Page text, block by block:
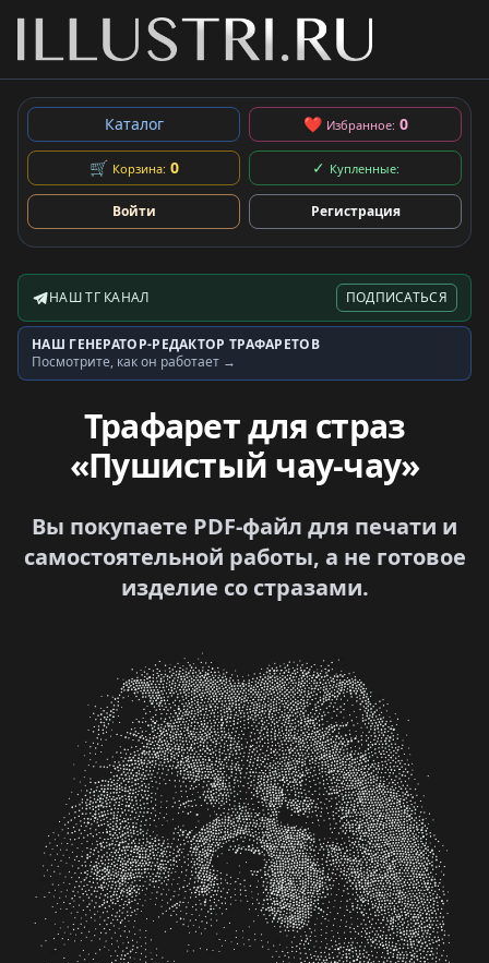
Каталог ❤ Избранное: 0
🛒 Корзина: 0 ✓ Купленные:
Войти Регистрация
Telegram-канал
НАШ ТГ КАНАЛ ПОДПИСАТЬСЯ
Генератор трафаретов
НАШ ГЕНЕРАТОР-РЕДАКТОР ТРАФАРЕТОВ
Посмотрите, как он работает →
Трафарет для страз
«Пушистый чау-чау»
Вы покупаете PDF-файл для печати и
самостоятельной работы, а не готовое
изделие со стразами.